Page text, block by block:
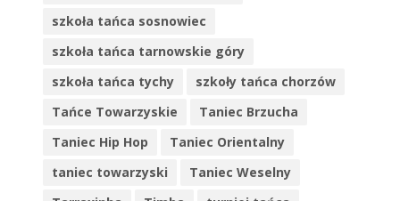
szkoła tańca sosnowiec
szkoła tańca tarnowskie góry
szkoła tańca tychy
szkoły tańca chorzów
Tańce Towarzyskie
Taniec Brzucha
Taniec Hip Hop
Taniec Orientalny
taniec towarzyski
Taniec Weselny